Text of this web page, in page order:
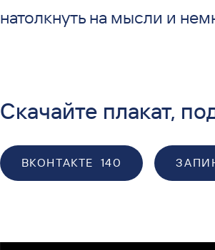
натолкнуть на мысли и
Скачайте плакат,
ВКОНТАКТЕ 140